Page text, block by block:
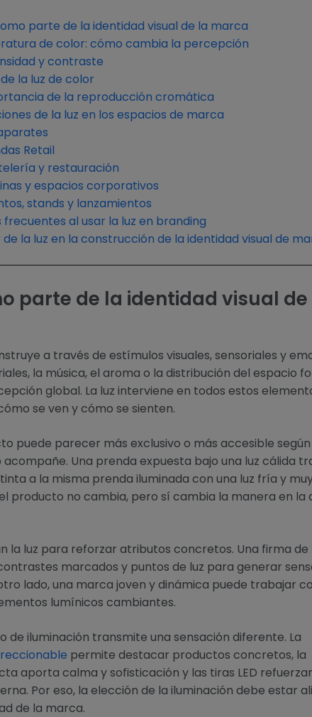
parte de la identidad visual de la marca
de color: cómo cambia la percepción
y contraste
la luz de color
de la reproducción cromática
de la luz en los espacios de marca
Retail
y restauración
y espacios corporativos
stands y lanzamientos
frecuentes al usar la luz en branding
de la luz en la construcción de la identidad visual de
parte de la identidad visual de
a través de estímulos visuales, sensoriales y
la música, el aroma o la distribución del espacio
global. La luz interviene en todos estos
se ven y cómo se sienten.
puede parecer más exclusivo o más accesible
acompañe. Una prenda expuesta bajo una luz cálida
a la misma prenda iluminada con una luz fría y
producto no cambia, pero sí cambia la manera en la
la luz para reforzar atributos concretos. Una firma de
marcados y puntos de luz para generar
lado, una marca joven y dinámica puede trabajar
lumínicos cambiantes.
de iluminación transmite una sensación diferente. La
permite destacar productos concretos, la
aporta calma y sofisticación y las tiras LED
Por eso, la elección de la iluminación debe estar
de la marca.